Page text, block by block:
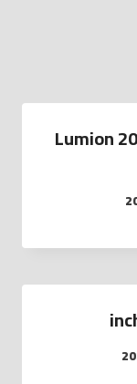
Lumion